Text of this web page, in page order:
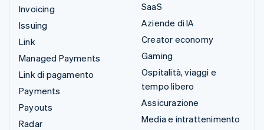
Invoicing
Issuing
Link
Managed Payments
Link di pagamento
Payments
Payouts
Radar
SaaS
Aziende di IA
Creator economy
Gaming
Ospitalità, viaggi e
tempo libero
Assicurazione
Media e intrattenimento